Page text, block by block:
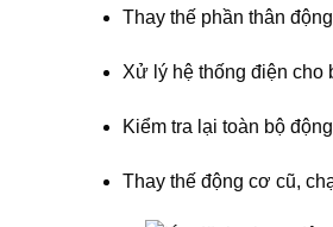
Thay thế phần thân
Xử lý hệ thống điện cho
Kiểm tra lại toàn bộ
Thay thế động cơ cũ,